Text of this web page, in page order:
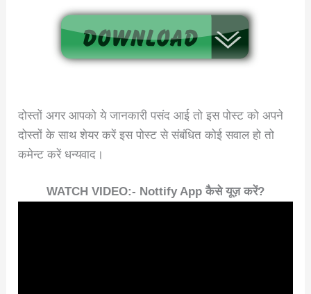
दोस्तों अगर आपको ये जानकारी पसंद आई तो इस पोस्ट को अपने
दोस्तों के साथ शेयर करें इस पोस्ट से संबंधित कोई सवाल हो तो
कमेन्ट करें धन्यवाद।
WATCH VIDEO:- Nottify App कैसे यूज़ करें?